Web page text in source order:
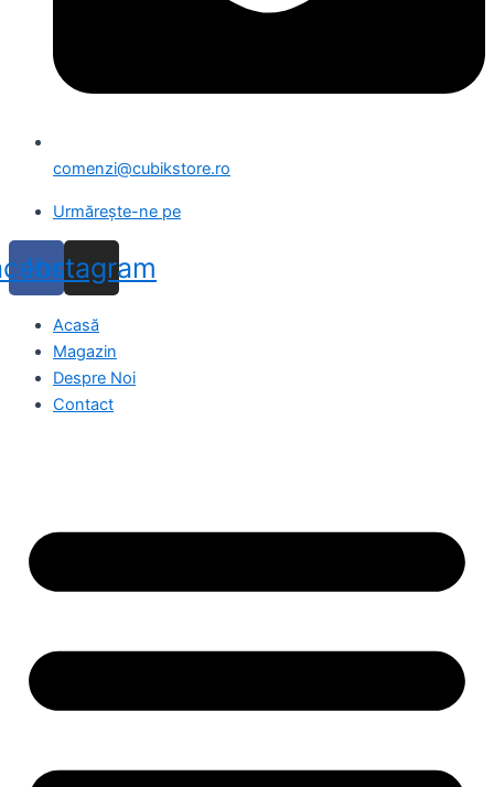
comenzi@cubikstore.ro
Urmărește-ne pe
Instagram
Acasă
Magazin
Despre Noi
Contact